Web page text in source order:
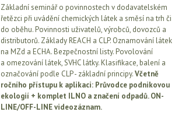
Základní seminář o povinnostech v dodavatelském
řetězci při uvádění chemických látek a směsí na trh či
do oběhu. Povinnosti uživatelů, výrobců, dovozců a
distributorů. Základy REACH a CLP. Oznamování látek
na MZd a ECHA. Bezpečnostní listy. Povolování
a omezování látek, SVHC látky. Klasifikace, balení a
označování podle CLP - základní principy.Včetně
ročního přístupu k aplikaci: Průvodce podnikovou
ekologií + komplet ILNO a značení odpadů. ON-
LINE/OFF-LINE videozáznam.